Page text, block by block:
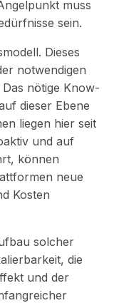
muss
sein.
Dieses
notwendigen
nötige Know-
dieser Ebene
liegen hier seit
und auf
können
neue
Kosten
solcher
die
und der